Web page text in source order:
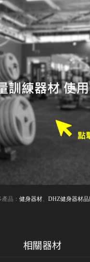
品： 健身器材、 DHZ健身器材品
相關器材